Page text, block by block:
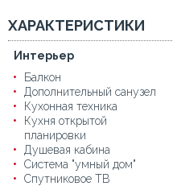
ХАРАКТЕРИСТИКИ
Интерьер
Балкон
Дополнительный санузел
Кухонная техника
Кухня открытой
планировки
Душевая кабина
Система "умный дом"
Спутниковое ТВ